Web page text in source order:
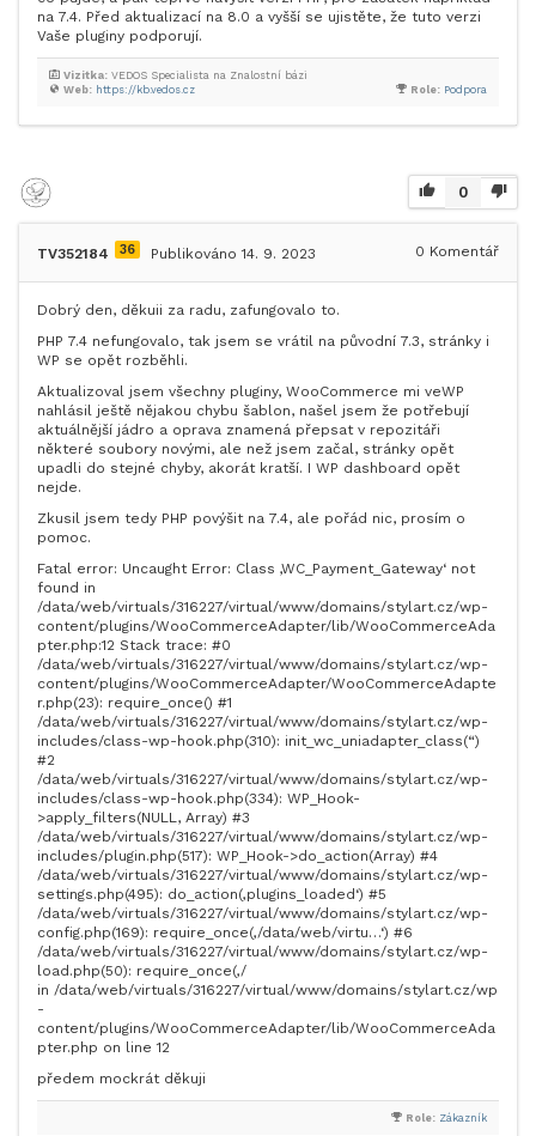
na 7.4. Před aktualizací na 8.0 a vyšší se ujistěte, že tuto verzi
Vaše pluginy podporují.
Role: Podpora
Web: https://kb.vedos.cz
Vizitka: VEDOS Specialista na Znalostní bázi
0
TV352184 36 Publikováno 14. 9. 2023 0 Komentář
Dobrý den, děkuii za radu, zafungovalo to.
PHP 7.4 nefungovalo, tak jsem se vrátil na původní 7.3, stránky i
WP se opět rozběhli.
Aktualizoval jsem všechny pluginy, WooCommerce mi veWP
nahlásil ještě nějakou chybu šablon, našel jsem že potřebují
aktuálnější jádro a oprava znamená přepsat v repozitáři
některé soubory novými, ale než jsem začal, stránky opět
upadli do stejné chyby, akorát kratší. I WP dashboard opět
nejde.
Zkusil jsem tedy PHP povýšit na 7.4, ale pořád nic, prosím o
pomoc.
Fatal error: Uncaught Error: Class ‚WC_Payment_Gateway‘ not
found in
/data/web/virtuals/316227/virtual/www/domains/stylart.cz/wp-
content/plugins/WooCommerceAdapter/lib/WooCommerceAda
pter.php:12 Stack trace: #0
/data/web/virtuals/316227/virtual/www/domains/stylart.cz/wp-
content/plugins/WooCommerceAdapter/WooCommerceAdapte
r.php(23): require_once() #1
/data/web/virtuals/316227/virtual/www/domains/stylart.cz/wp-
includes/class-wp-hook.php(310): init_wc_uniadapter_class(“)
#2
/data/web/virtuals/316227/virtual/www/domains/stylart.cz/wp-
includes/class-wp-hook.php(334): WP_Hook-
>apply_filters(NULL, Array) #3
/data/web/virtuals/316227/virtual/www/domains/stylart.cz/wp-
includes/plugin.php(517): WP_Hook->do_action(Array) #4
/data/web/virtuals/316227/virtual/www/domains/stylart.cz/wp-
settings.php(495): do_action(‚plugins_loaded‘) #5
/data/web/virtuals/316227/virtual/www/domains/stylart.cz/wp-
config.php(169): require_once(‚/data/web/virtu…‘) #6
/data/web/virtuals/316227/virtual/www/domains/stylart.cz/wp-
load.php(50): require_once(‚/
in /data/web/virtuals/316227/virtual/www/domains/stylart.cz/wp
-
content/plugins/WooCommerceAdapter/lib/WooCommerceAda
pter.php on line 12
předem mockrát děkuji
Role: Zákazník